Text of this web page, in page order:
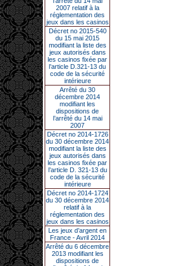
2007 relatif à la
réglementation des
jeux dans les casinos
Décret no 2015-540
du 15 mai 2015
modifiant la liste des
jeux autorisés dans
les casinos fixée par
l’article D.321-13 du
code de la sécurité
intérieure
Arrêté du 30
décembre 2014
modifiant les
dispositions de
l’arrêté du 14 mai
2007
Décret no 2014-1726
du 30 décembre 2014
modifiant la liste des
jeux autorisés dans
les casinos fixée par
l’article D. 321-13 du
code de la sécurité
intérieure
Décret no 2014-1724
du 30 décembre 2014
relatif à la
réglementation des
jeux dans les casinos
Les jeux d’argent en
France - Avril 2014
Arrêté du 6 décembre
2013 modifiant les
dispositions de